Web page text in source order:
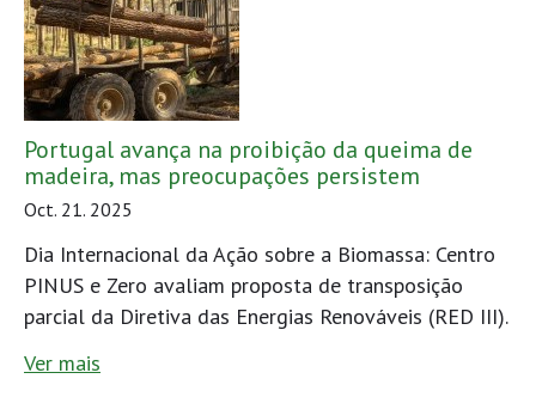
Portugal avança na proibição da queima de
madeira, mas preocupações persistem
Oct. 21. 2025
Dia Internacional da Ação sobre a Biomassa: Centro
PINUS e Zero avaliam proposta de transposição
parcial da Diretiva das Energias Renováveis (RED III).
Ver mais